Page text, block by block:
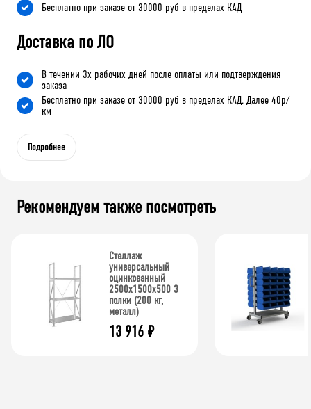
Бесплатно при заказе от 30000 руб в пределах КАД
Доставка по ЛО
В течении 3х рабочих дней после оплаты или подтверждения
заказа
Бесплатно при заказе от 30000 руб в пределах КАД. Далее 40р/
км
Подробнее
Рекомендуем также посмотреть
Стеллаж
универсальный
оцинкованный
2500x1500x500 3
полки (200 кг,
металл)
13 916 ₽